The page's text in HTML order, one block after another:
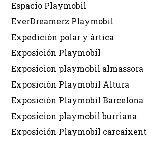
Espacio Playmobil
EverDreamerz Playmobil
Expedición polar y ártica
Exposición Playmobil
Exposicion playmobil almassora
Exposición Playmobil Altura
Exposición Playmobil Barcelona
Exposicion playmobil burriana
Exposición Playmobil carcaixent